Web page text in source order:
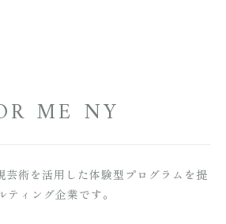
ME NY
術を活用した体験型プログラムを提
ィング企業です。